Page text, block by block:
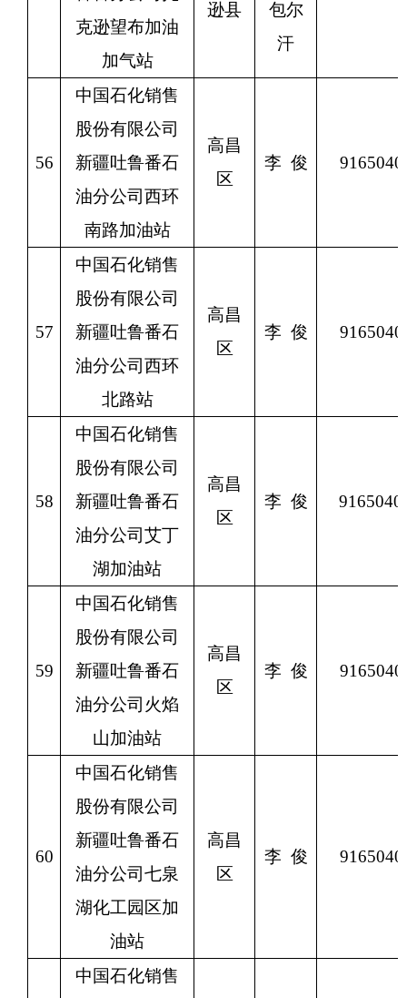
克逊望布加油
加气站
逊县
包尔
汗
56
中国石化销售
股份有限公司
新疆吐鲁番石
油分公司西环
南路加油站
高昌
区
李 俊
57
中国石化销售
股份有限公司
新疆吐鲁番石
油分公司西环
北路站
高昌
区
李 俊
58
中国石化销售
股份有限公司
新疆吐鲁番石
油分公司艾丁
湖加油站
高昌
区
李 俊
59
中国石化销售
股份有限公司
新疆吐鲁番石
油分公司火焰
山加油站
高昌
区
李 俊
60
中国石化销售
股份有限公司
新疆吐鲁番石
油分公司七泉
湖化工园区加
油站
高昌
区
李 俊
中国石化销售